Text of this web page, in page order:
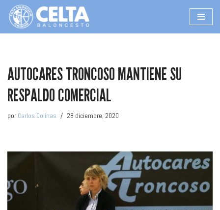
Saltar
AUTOCARES TRONCOSO MANTIENE SU
RESPALDO COMERCIAL
por Carlos Colinas 28 diciembre, 2020